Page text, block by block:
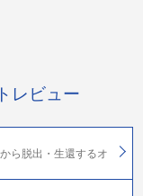
レビュー
ら脱出・生還するオ